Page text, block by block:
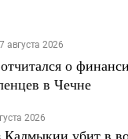
августа 2026
о
в Чечне
2026
Калмыкии убит в